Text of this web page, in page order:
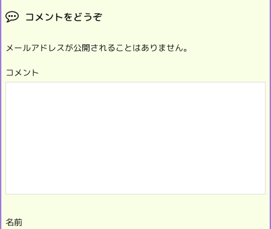
コメントをどうぞ
メールアドレスが公開されることはありません。
コメント
名前